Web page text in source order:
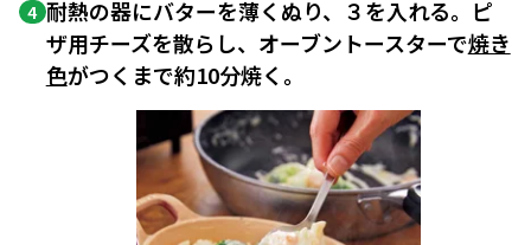
4 耐熱の器にバターを薄くぬり、３を入れる。ピ
ザ用チーズを散らし、オーブントースターで焼き
色がつくまで約10分焼く。